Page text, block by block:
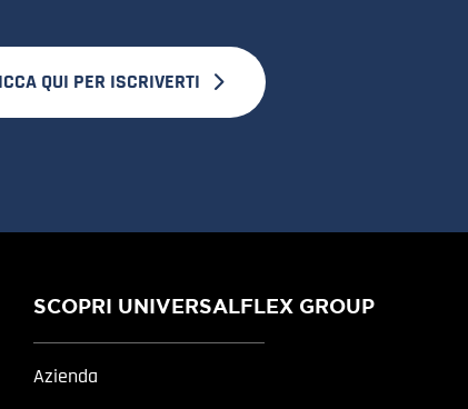
QUI PER ISCRIVERTI
SCOPRI UNIVERSALFLEX GROUP
Azienda